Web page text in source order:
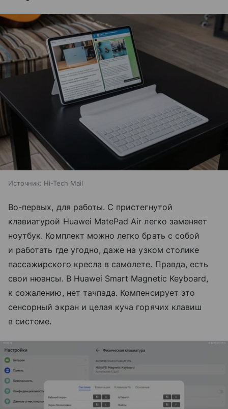
Источник: Hi-Tech Mail
Во-первых, для работы. С пристегнутой
клавиатурой Huawei MatePad Air легко заменяет
ноутбук. Комплект можно легко брать с собой
и работать где угодно, даже на узком столике
пассажирского кресла в самолете. Правда, есть
свои нюансы. В Huawei Smart Magnetic Keyboard,
к сожалению, нет тачпада. Компенсирует это
сенсорный экран и целая куча горячих клавиш
в системе.